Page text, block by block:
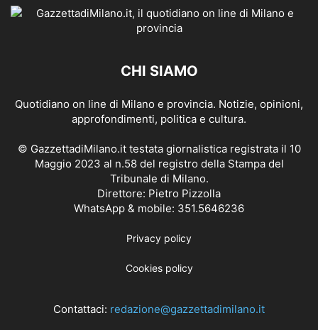
CHI SIAMO
Quotidiano on line di Milano e provincia. Notizie, opinioni,
approfondimenti, politica e cultura.
© GazzettadiMilano.it testata giornalistica registrata il 10
Maggio 2023 al n.58 del registro della Stampa del
Tribunale di Milano.
Direttore: Pietro Pizzolla
WhatsApp & mobile: 351.5646236
Privacy policy
Cookies policy
Contattaci: redazione@gazzettadimilano.it